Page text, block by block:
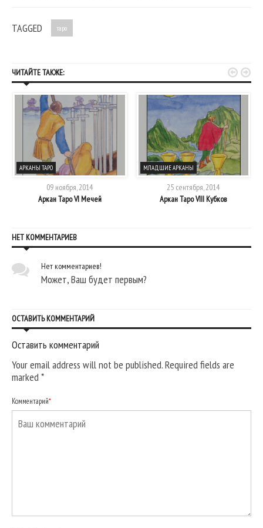
TAGGED таро
ЧИТАЙТЕ ТАКЖЕ:
АРКАНЫ ТАРО
09 ноября, 2014
Аркан Таро VI Мечей
МЛАДШИЕ АРКАНЫ
25 сентября, 2014
Аркан Таро VIII Кубков
 
НЕТ КОММЕНТАРИЕВ
Нет комментариев!
Может, Ваш будет первым?
ОСТАВИТЬ КОММЕНТАРИЙ
Оставить комментарий
Your email address will not be published. Required fields are
marked*
Комментарий*